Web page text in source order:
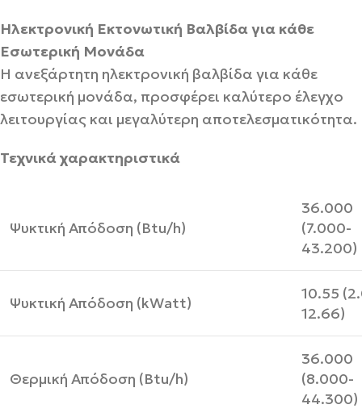
Hλεκτρονική Eκτονωτική Bαλβίδα για κάθε
Eσωτερική Mονάδα
Η ανεξάρτητη ηλεκτρονική βαλβίδα για κάθε
εσωτερική μονάδα, προσφέρει καλύτερο έλεγχο
λειτουργίας και μεγαλύτερη αποτελεσματικότητα.
Τεχνικά χαρακτηριστικά
Ψυκτική Απόδοση (Btu/h)
36.000
(7.000-
43.200)
Ψυκτική Απόδοση (kWatt)
10.55
12.66)
Θερμική Απόδοση (Btu/h)
36.000
(8.000-
44.300)